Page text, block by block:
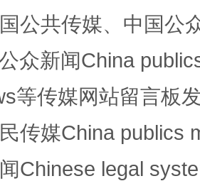
优化重塑工作
公共传媒、中国公
众新闻China
等传媒网站留言板
传媒China publics
Chinese legal